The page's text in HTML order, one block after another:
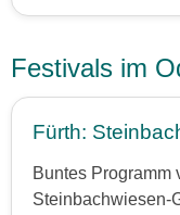
Festivals im
Fürth:
Buntes Programm
Steinbachwiesen-